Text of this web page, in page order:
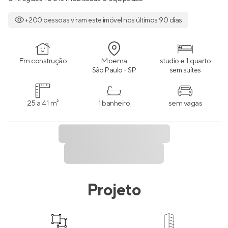
+200 pessoas viram este imóvel nos últimos 90 dias
Em construção Moema
São Paulo - SP
studio e 1 quarto
sem suítes
25 a 41 m² 1 banheiro sem vagas
Projeto